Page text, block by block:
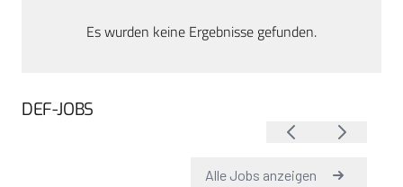
Es wurden keine Ergebnisse gefunden.
DEF-JOBS